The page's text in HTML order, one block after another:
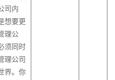
司内
想要更
理公
须同时
理公司
界。你